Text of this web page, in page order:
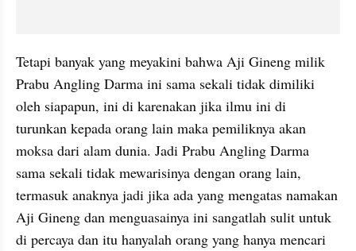
Tetapi banyak yang meyakini bahwa Aji Gineng milik
Prabu Angling Darma ini sama sekali tidak dimiliki
oleh siapapun, ini di karenakan jika ilmu ini di
moksa dari alam dunia. Jadi Prabu Angling Darma
sama sekali tidak mewarisinya dengan orang lain,
termasuk anaknya jadi jika ada yang mengatas namakan
Aji Gineng dan menguasainya ini sangatlah sulit untuk
di percaya dan itu hanyalah orang yang hanya mencari